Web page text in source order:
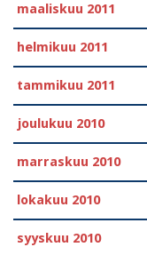
maaliskuu 2011
helmikuu 2011
tammikuu 2011
joulukuu 2010
marraskuu 2010
lokakuu 2010
syyskuu 2010